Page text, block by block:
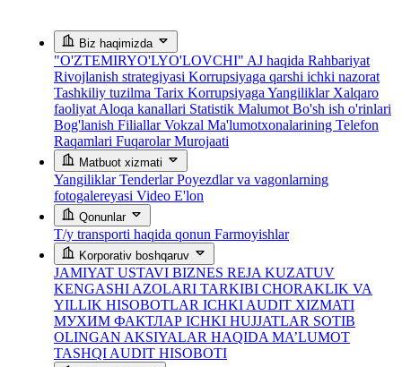
Biz haqimizda
"O'ZTEMIRYO'LYO'LOVCHI" AJ haqida Rahbariyat
Rivojlanish strategiyasi Korrupsiyaga qarshi ichki nazorat
Tashkiliy tuzilma Tarix Korrupsiyaga Yangiliklar Xalqaro
faoliyat Aloqa kanallari Statistik Malumot Bo'sh ish o'rinlari
Bog'lanish FiliallarVokzal Ma'lumotxonalarining Telefon
Raqamlari Fuqarolar Murojaati
Matbuot xizmati
YangiliklarTenderlarPoyezdlar va vagonlarning
fotogalereyasi Video E'lon
Qonunlar
T/y transporti haqida qonun Farmoyishlar
Korporativ boshqaruv
JAMIYAT USTAVI BIZNES REJA KUZATUV
KENGASHI AZOLARI TARKIBI CHORAKLIK VA
YILLIK HISOBOTLAR ICHKI AUDIT XIZMATI
МУХИМ ФАКТЛАР ICHKI HUJJATLAR SOTIB
OLINGAN AKSIYALAR HAQIDA MA’LUMOT
TASHQI AUDIT HISOBOTI